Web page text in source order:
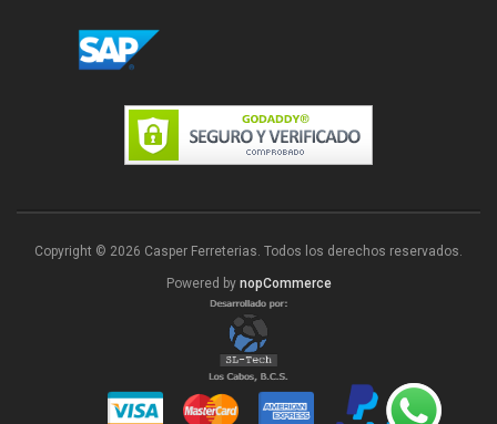
Copyright © 2026 Casper Ferreterias. Todos los derechos reservados.
Powered by nopCommerce